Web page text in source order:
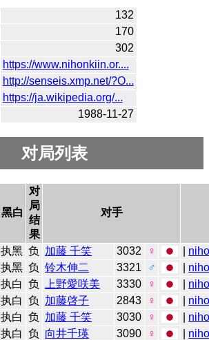
132
170
302
https://www.nihonkiin.or....
http://senseis.xmp.net/?O...
https://ja.wikipedia.org/...
1988-11-27
对局列表
黑白
对
局
结
果
对手
执黑 负 加藤 千笑 3032 ♀
执黑 负 铃木伸二 3321 ♂
执白 负 上野愛咲美 3330 ♀
执白 负 加藤啓子 2843 ♀
执白 负 加藤 千笑 3030 ♀
执白 负 向井千瑛 3090 ♀